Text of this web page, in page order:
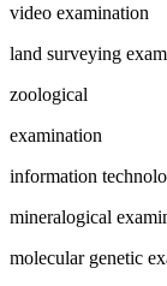
video examination
land surveying
zoological
examination
information
mineralogical
molecular genetic